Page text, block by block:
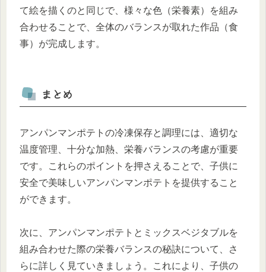
て絵を描くのと同じで、様々な色（栄養素）を組み
合わせることで、全体のバランスが取れた作品（食
事）が完成します。
まとめ
アンパンマンポテトの冷凍保存と調理には、適切な
温度管理、十分な加熱、栄養バランスの考慮が重要
です。これらのポイントを押さえることで、子供に
安全で美味しいアンパンマンポテトを提供すること
ができます。
次に、アンパンマンポテトとミックスベジタブルを
組み合わせた際の栄養バランスの秘訣について、さ
らに詳しく見ていきましょう。これにより、子供の